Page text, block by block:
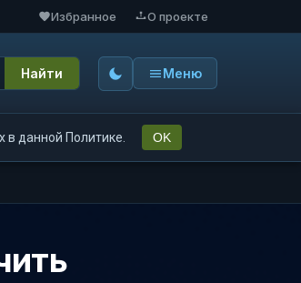
Избранное О проекте
Найти Меню
в данной Политике. OK